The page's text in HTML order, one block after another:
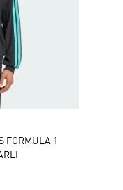
FORMULA 1